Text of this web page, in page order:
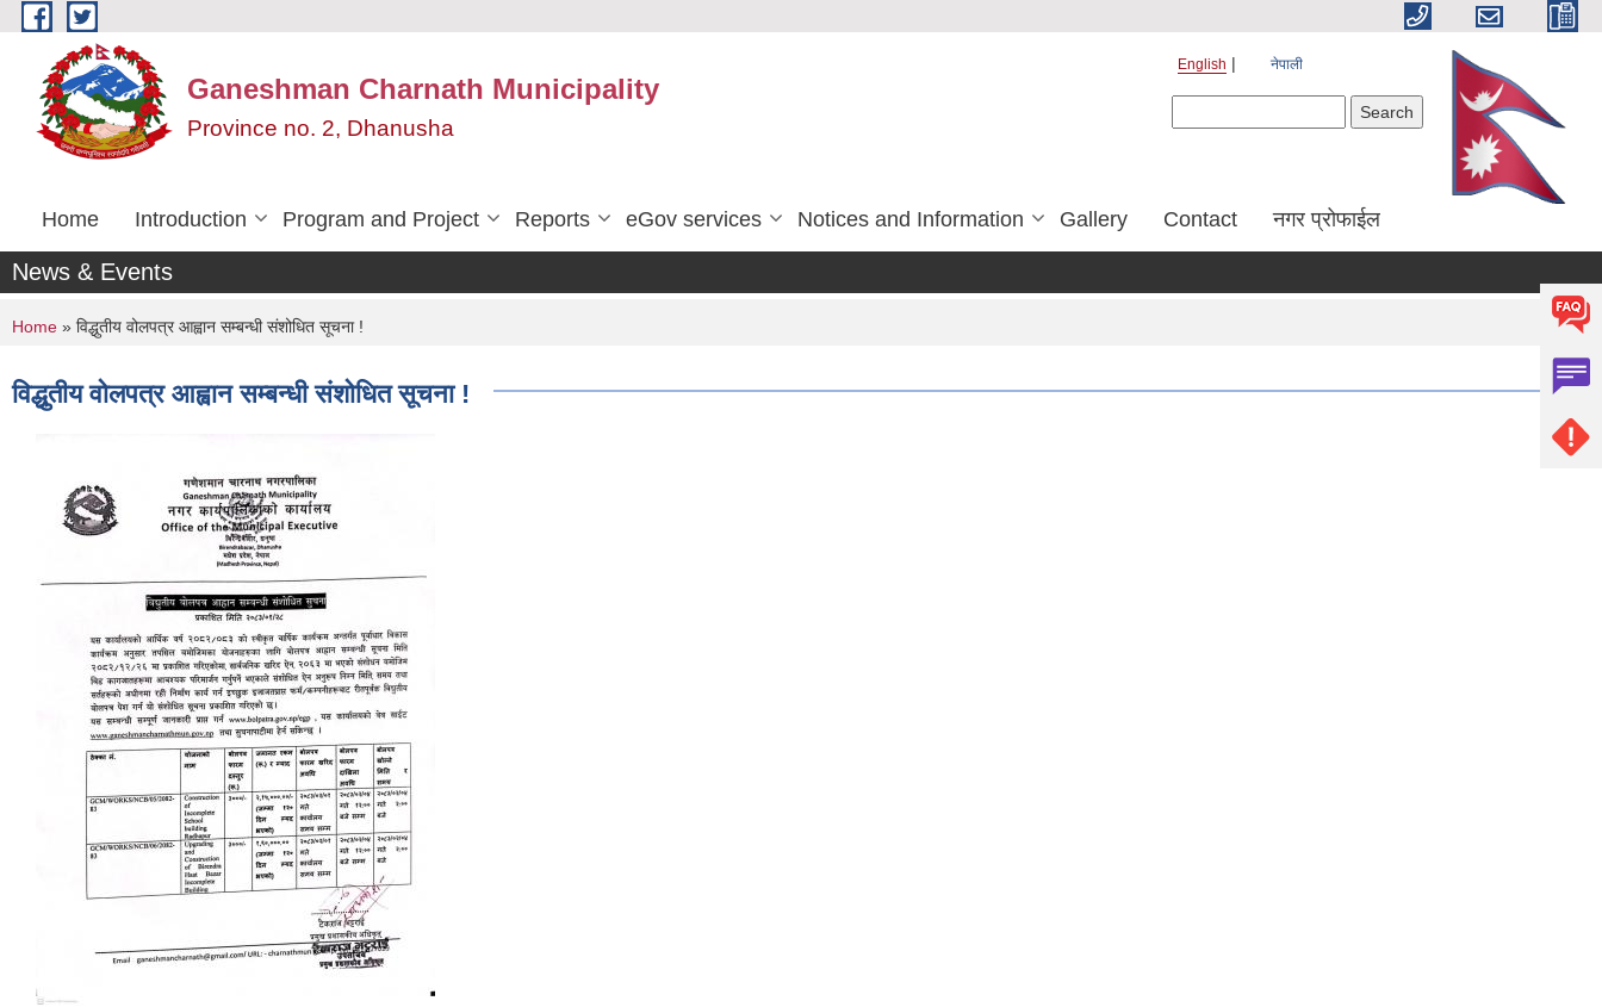
Skip to main content
Ganeshman Charnath Municipality
Province no. 2, Dhanusha
English नेपाली
Home Introduction Program and Project Reports eGov services Notices and Information Gallery Contact नगर प्रोफाईल
News & Events
You are here
Home » विद्धुतीय वोलपत्र आह्वान सम्बन्धी संशोधित सूचना !
विद्धुतीय वोलपत्र आह्वान सम्बन्धी संशोधित सूचना !